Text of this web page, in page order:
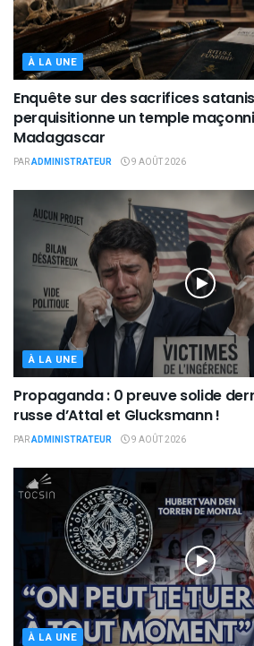
À LA UNE
Enquête sur des sacrifices
perquisitionne un temple
Madagascar
PARADMINISTRATEUR 9 AOÛT 2026
À LA UNE
Propaganda : 0 preuve solide
russe d’Attal et Glucksmann !
PARADMINISTRATEUR 9 AOÛT 2026
À LA UNE